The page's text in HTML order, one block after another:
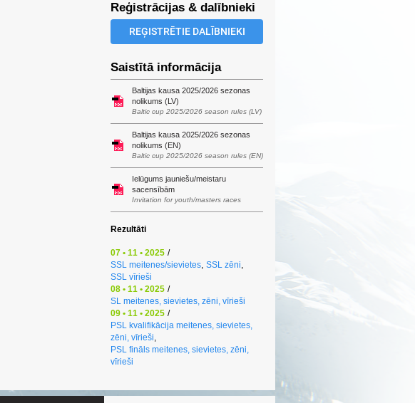
Reģistrācijas & dalībnieki
REĢISTRĒTIE DALĪBNIEKI
Saistītā informācija
Baltijas kausa 2025/2026 sezonas
nolikums (LV)
Baltic cup 2025/2026 season rules (LV)
Baltijas kausa 2025/2026 sezonas
nolikums (EN)
Baltic cup 2025/2026 season rules (EN)
Ielūgums jauniešu/meistaru
sacensībām
Invitation for youth/masters races
Rezultāti
07 • 11 • 2025 /
SSL meitenes/sievietes, SSL zēni,
SSL vīrieši
08 • 11 • 2025 /
SL meitenes, sievietes, zēni, vīrieši
09 • 11 • 2025 /
PSL kvalifikācija meitenes, sievietes,
zēni, vīrieši,
PSL fināls meitenes, sievietes, zēni,
vīrieši